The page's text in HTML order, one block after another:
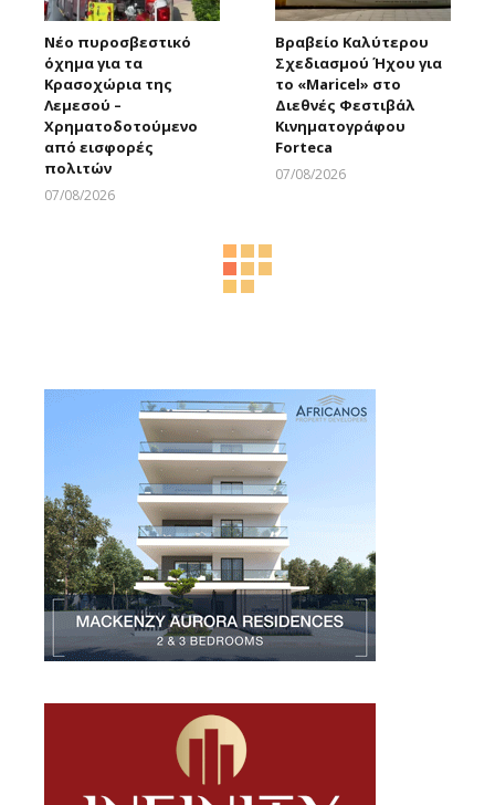
Νέο πυροσβεστικό
όχημα για τα
Κρασοχώρια της
Λεμεσού –
Χρηματοδοτούμενο
από εισφορές
πολιτών
07/08/2026
Βραβείο Καλύτερου
Σχεδιασμού Ήχου για
το «Maricel» στο
Διεθνές Φεστιβάλ
Κινηματογράφου
Forteca
07/08/2026